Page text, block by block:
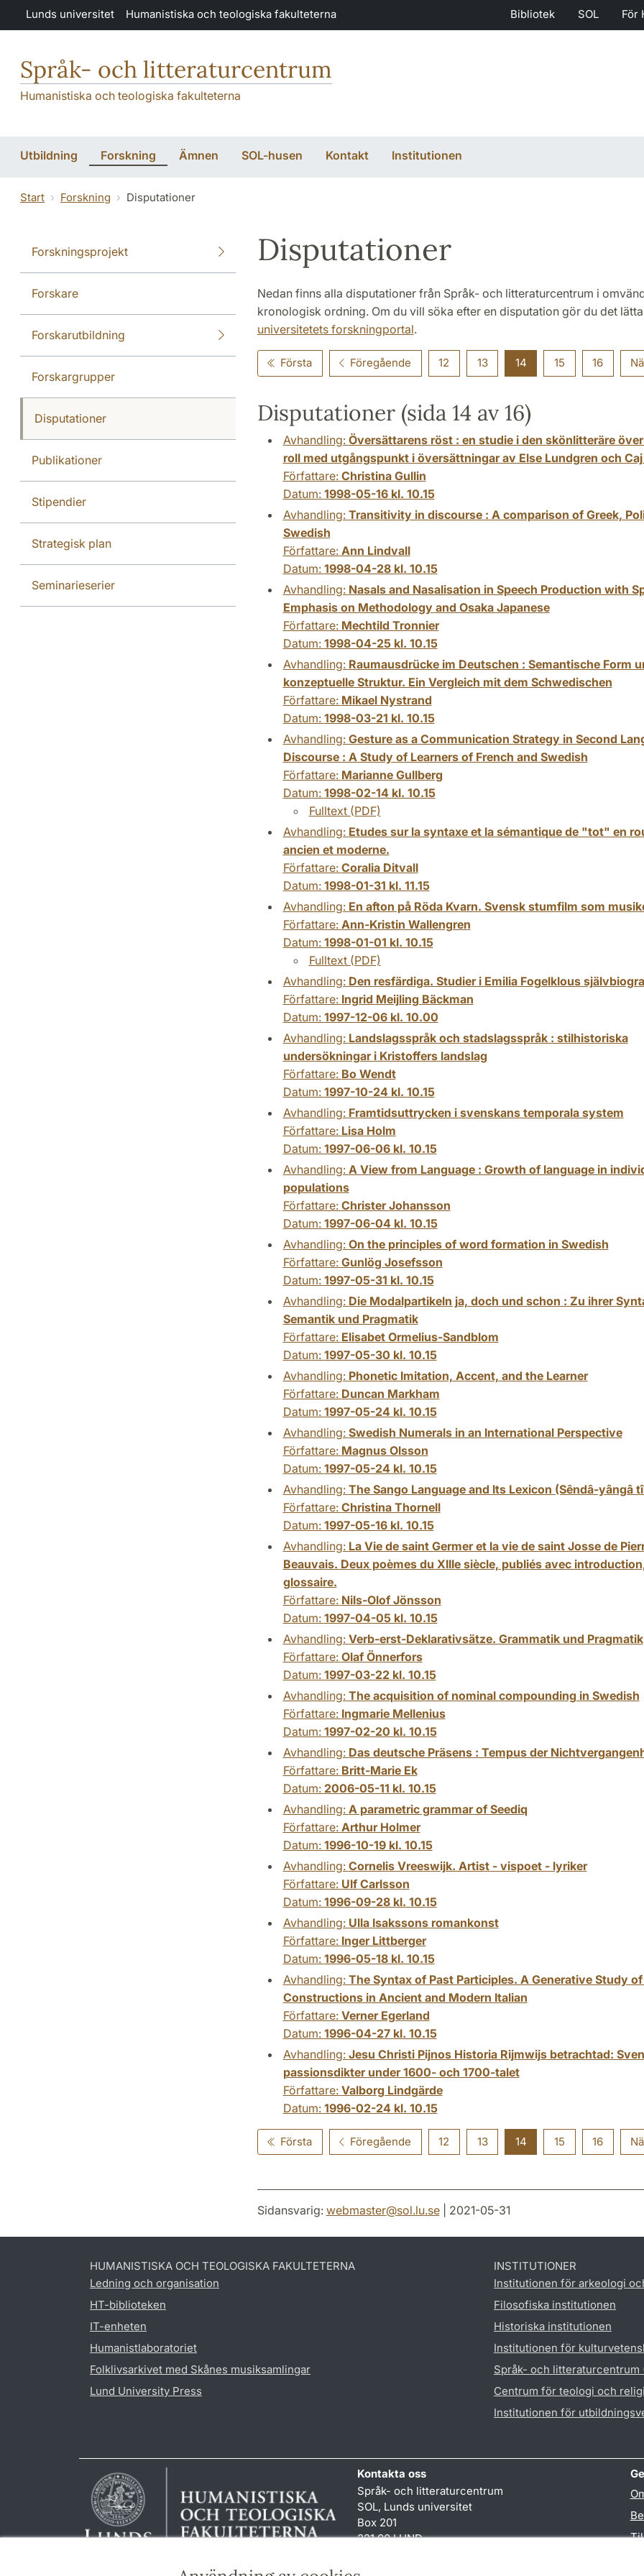
Hoppa till huvudinnehåll
Lunds universitet Humanistiska och teologiska fakulteterna Bibliotek SOL För
Språk- och litteraturcentrum
Humanistiska och teologiska fakulteterna
Utbildning Forskning Ämnen SOL-husen Kontakt Institutionen
Start Forskning Disputationer
Forskningsprojekt
Forskare
Forskarutbildning
Forskargrupper
Disputationer
Publikationer
Stipendier
Strategisk plan
Seminarieserier
Disputationer
Nedan finns alla disputationer från Språk- och litteraturcentrum i
kronologisk ordning. Om du vill söka efter en disputation gör du det
universitetets forskningportal.
Första Föregående 12 13 14 15 16
Disputationer (sida 14 av 16)
Avhandling: Översättarens röst : en studie i den skönlitteräre
roll med utgångspunkt i översättningar av Else Lundgren och
Författare: Christina Gullin
Datum: 1998-05-16 kl. 10.15
Avhandling: Transitivity in discourse : A comparison of Greek,
Swedish
Författare: Ann Lindvall
Datum: 1998-04-28 kl. 10.15
Avhandling: Nasals and Nasalisation in Speech Production with
Emphasis on Methodology and Osaka Japanese
Författare: Mechtild Tronnier
Datum: 1998-04-25 kl. 10.15
Avhandling: Raumausdrücke im Deutschen : Semantische Form
konzeptuelle Struktur. Ein Vergleich mit dem Schwedischen
Författare: Mikael Nystrand
Datum: 1998-03-21 kl. 10.15
Avhandling: Gesture as a Communication Strategy in Second
Discourse : A Study of Learners of French and Swedish
Författare: Marianne Gullberg
Datum: 1998-02-14 kl. 10.15
Fulltext (PDF)
Avhandling: Etudes sur la syntaxe et la sémantique de "tot" en
ancien et moderne.
Författare: Coralia Ditvall
Datum: 1998-01-31 kl. 11.15
Avhandling: En afton på Röda Kvarn. Svensk stumfilm som
Författare: Ann-Kristin Wallengren
Datum: 1998-01-01 kl. 10.15
Fulltext (PDF)
Avhandling: Den resfärdiga. Studier i Emilia Fogelklous
Författare: Ingrid Meijling Bäckman
Datum: 1997-12-06 kl. 10.00
Avhandling: Landslagsspråk och stadslagsspråk : stilhistoriska
undersökningar i Kristoffers landslag
Författare: Bo Wendt
Datum: 1997-10-24 kl. 10.15
Avhandling: Framtidsuttrycken i svenskans temporala system
Författare: Lisa Holm
Datum: 1997-06-06 kl. 10.15
Avhandling: A View from Language : Growth of language in
populations
Författare: Christer Johansson
Datum: 1997-06-04 kl. 10.15
Avhandling: On the principles of word formation in Swedish
Författare: Gunlög Josefsson
Datum: 1997-05-31 kl. 10.15
Avhandling: Die Modalpartikeln ja, doch und schon : Zu ihrer
Semantik und Pragmatik
Författare: Elisabet Ormelius-Sandblom
Datum: 1997-05-30 kl. 10.15
Avhandling: Phonetic Imitation, Accent, and the Learner
Författare: Duncan Markham
Datum: 1997-05-24 kl. 10.15
Avhandling: Swedish Numerals in an International Perspective
Författare: Magnus Olsson
Datum: 1997-05-24 kl. 10.15
Avhandling: The Sango Language and Its Lexicon (Sêndâ-yângâ
Författare: Christina Thornell
Datum: 1997-05-16 kl. 10.15
Avhandling: La Vie de saint Germer et la vie de saint Josse de
Beauvais. Deux poèmes du XIIIe siècle, publiés avec
glossaire.
Författare: Nils-Olof Jönsson
Datum: 1997-04-05 kl. 10.15
Avhandling: Verb-erst-Deklarativsätze. Grammatik und Pragmatik
Författare: Olaf Önnerfors
Datum: 1997-03-22 kl. 10.15
Avhandling: The acquisition of nominal compounding in Swedish
Författare: Ingmarie Mellenius
Datum: 1997-02-20 kl. 10.15
Avhandling: Das deutsche Präsens : Tempus der
Författare: Britt-Marie Ek
Datum: 2006-05-11 kl. 10.15
Avhandling: A parametric grammar of Seediq
Författare: Arthur Holmer
Datum: 1996-10-19 kl. 10.15
Avhandling: Cornelis Vreeswijk. Artist - vispoet - lyriker
Författare: Ulf Carlsson
Datum: 1996-09-28 kl. 10.15
Avhandling: Ulla Isakssons romankonst
Författare: Inger Littberger
Datum: 1996-05-18 kl. 10.15
Avhandling: The Syntax of Past Participles. A Generative Study
Constructions in Ancient and Modern Italian
Författare: Verner Egerland
Datum: 1996-04-27 kl. 10.15
Avhandling: Jesu Christi Pijnos Historia Rijmwijs betrachtad:
passionsdikter under 1600- och 1700-talet
Författare: Valborg Lindgärde
Datum: 1996-02-24 kl. 10.15
Första Föregående 12 13 14 15 16
Sidansvarig: webmaster@sol.lu.se| 2021-05-31
HUMANISTISKA OCH TEOLOGISKA FAKULTETERNA
Ledning och organisation
HT-biblioteken
IT-enheten
Humanistlaboratoriet
Folklivsarkivet med Skånes musiksamlingar
Lund University Press
INSTITUTIONER
Institutionen för arkeologi
Filosofiska institutionen
Historiska institutionen
Institutionen för
Språk- och litteraturcentrum
Centrum för teologi och
Institutionen för
Kontakta oss
Språk- och litteraturcentrum
SOL, Lunds universitet
Box 201
221 00 LUND
reception